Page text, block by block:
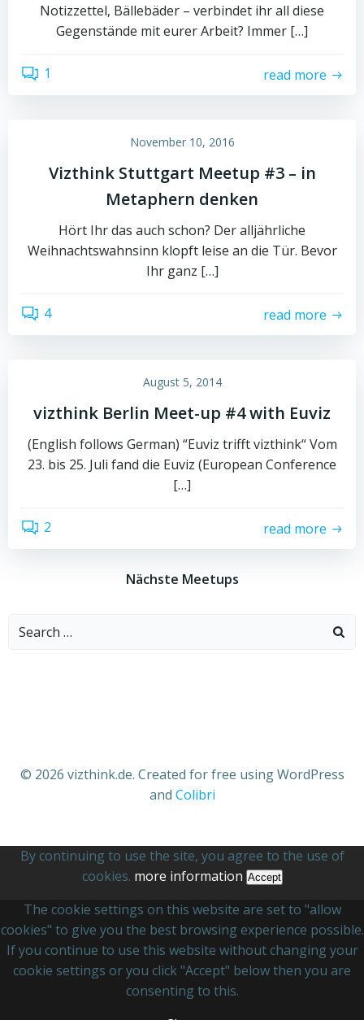
Notizzettel, Bällebäder – verbindet ihr all diese
Gegenstände mit eurer Arbeit? Immer […]
1 read more
November 10, 2016
Vizthink Stuttgart Meetup #3 – in
Metaphern denken
Hört Ihr das auch schon? Der alljährliche
Weihnachtswahnsinn klopft leise an die Tür. Bevor
Ihr ganz […]
4 read more
August 5, 2014
vizthink Berlin Meet-up #4 with Euviz
(English follows German) “Euviz trifft vizthink“ Vom
23. bis 25. Juli fand die Euviz (European Conference
[…]
2 read more
Nächste Meetups
Search
© 2026 vizthink.de. Created for free using WordPress
and Colibri
By continuing to use the site, you agree to the use of
cookies. more information Accept
The cookie settings on this website are set to "allow
cookies" to give you the best browsing experience possible.
If you continue to use this website without changing your
cookie settings or you click "Accept" below then you are
consenting to this.